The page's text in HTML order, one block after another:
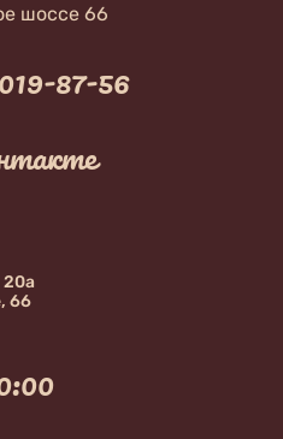
шоссе 66
87-56
20а
66